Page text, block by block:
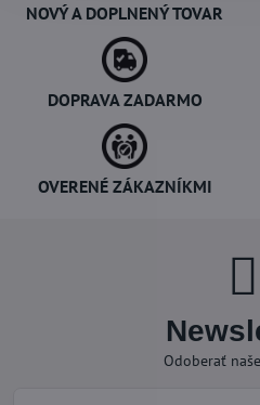
NOVÝ A DOPLNENÝ TOVAR
DOPRAVA ZADARMO
OVERENÉ ZÁKAZNÍKMI
Odoberať